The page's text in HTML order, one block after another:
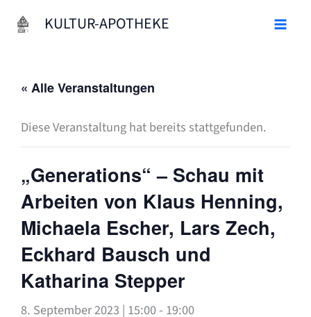
Inhalt
KULTUR-APOTHEKE
« Alle Veranstaltungen
Diese Veranstaltung hat bereits stattgefunden.
„Generations“ – Schau mit
Arbeiten von Klaus Henning,
Michaela Escher, Lars Zech,
Eckhard Bausch und
Katharina Stepper
8. September 2023 | 15:00- 19:00